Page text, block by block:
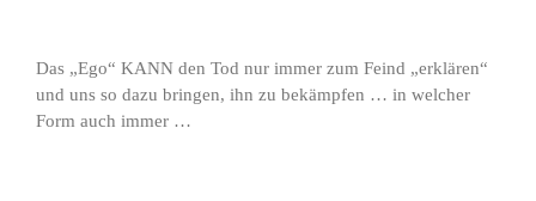
Das „Ego“ KANN den Tod nur immer zum Feind „erklären“
und uns so dazu bringen, ihn zu bekämpfen … in welcher
Form auch immer …